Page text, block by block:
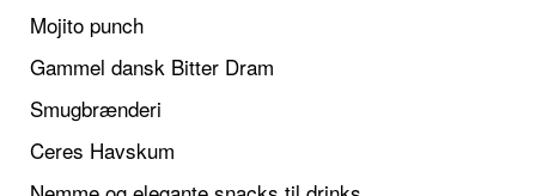
Mojito punch
Gammel dansk Bitter Dram
Smugbrænderi
Ceres Havskum